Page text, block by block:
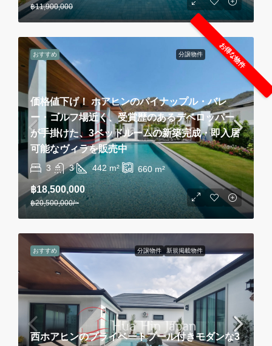
฿11,900,000
おすすめ 分譲物件 お得な物件
価格値下げ！ ホアヒンのパイナップル・バレ
ー・ゴルフ場近く、受賞歴のあるデベロッパー
が手掛けた、3ベッドルームの新築完成・即入居
可能なヴィラを販売中
3 3 442 m² 660 m²
฿18,500,000
฿20,500,000/~
おすすめ 分譲物件 新規掲載物件
西ホアヒンのプライベートプール付きモダンな3